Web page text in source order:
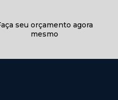
seu orçamento agora
mesmo